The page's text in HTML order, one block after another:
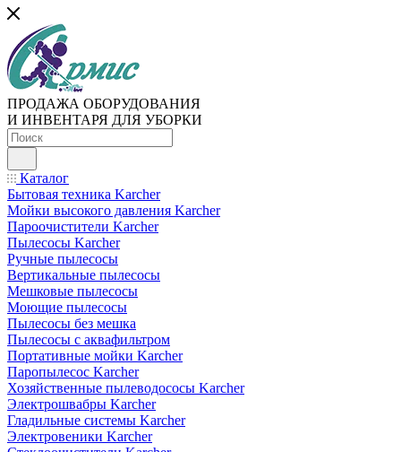
ПРОДАЖА ОБОРУДОВАНИЯ
И ИНВЕНТАРЯ ДЛЯ УБОРКИ
Каталог
Бытовая техника Karcher
Мойки высокого давления Karcher
Пароочистители Karcher
Пылесосы Karcher
Ручные пылесосы
Вертикальные пылесосы
Мешковые пылесосы
Моющие пылесосы
Пылесосы без мешка
Пылесосы с аквафильтром
Портативные мойки Karcher
Паропылесос Karcher
Хозяйственные пылеводососы Karcher
Электрошвабры Karcher
Гладильные системы Karcher
Электровеники Karcher